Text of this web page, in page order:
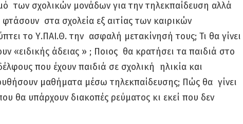
των σχολικών μονάδων για την τηλεκπαίδευση αλλά
στα σχολεία εξ αιτίας των καιρικών
το Υ.ΠΑΙ.Θ. την ασφαλή μετακίνησή τους; Τι θα γίνει
«ειδικής άδειας » ; Ποιος θα κρατήσει τα παιδιά στο
που έχουν παιδιά σε σχολική ηλικία και
μαθήματα μέσω τηλεκπαίδευσης; Πώς θα γίνει
θα υπάρχουν διακοπές ρεύματος κι εκεί που δεν